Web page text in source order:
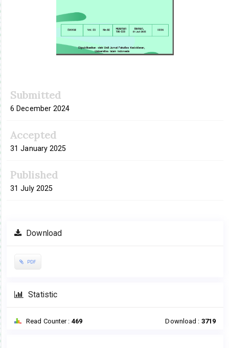
Submitted
6 December 2024
Accepted
31 January 2025
Published
31 July 2025
Download
PDF
Statistic
Read Counter : 469 Download : 3719